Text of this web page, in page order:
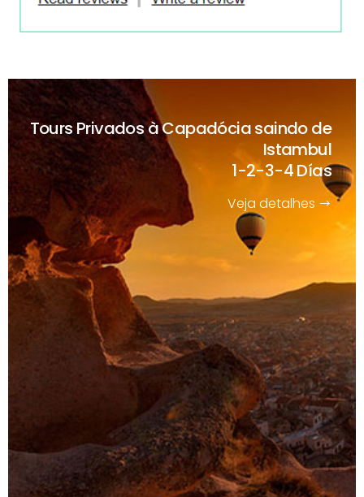
Tours Privados à Capadócia saindo de
Istambul
1-2-3-4 Días
Veja detalhes